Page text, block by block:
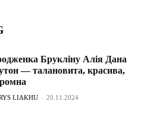
Брукліну Алія Дана
— талановита, красива,
LIAKHU - 20.11.2024